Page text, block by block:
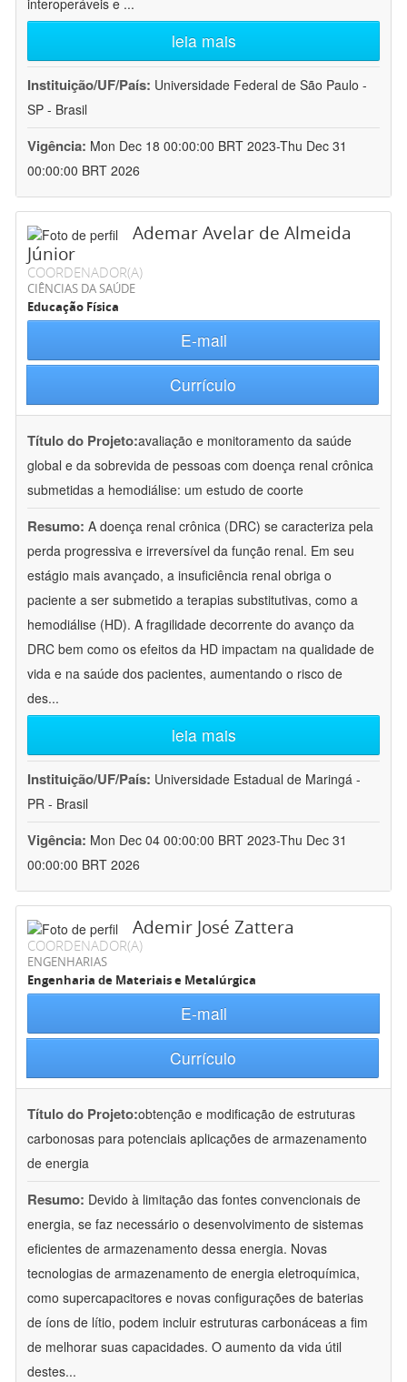
interoperáveis e ...
leia mais
Instituição/UF/País: Universidade Federal de São Paulo -
SP - Brasil
Vigência: Mon Dec 18 00:00:00 BRT 2023-Thu Dec 31
00:00:00 BRT 2026
Ademar Avelar de Almeida
Júnior
COORDENADOR(A)
CIÊNCIAS DA SAÚDE
Educação Física
E-mail
Currículo
Título do Projeto:avaliação e monitoramento da saúde
global e da sobrevida de pessoas com doença renal crônica
submetidas a hemodiálise: um estudo de coorte
Resumo: A doença renal crônica (DRC) se caracteriza pela
perda progressiva e irreversível da função renal. Em seu
estágio mais avançado, a insuficiência renal obriga o
paciente a ser submetido a terapias substitutivas, como a
hemodiálise (HD). A fragilidade decorrente do avanço da
DRC bem como os efeitos da HD impactam na qualidade de
vida e na saúde dos pacientes, aumentando o risco de
des...
leia mais
Instituição/UF/País: Universidade Estadual de Maringá -
PR - Brasil
Vigência: Mon Dec 04 00:00:00 BRT 2023-Thu Dec 31
00:00:00 BRT 2026
Ademir José Zattera
COORDENADOR(A)
ENGENHARIAS
Engenharia de Materiais e Metalúrgica
E-mail
Currículo
Título do Projeto:obtenção e modificação de estruturas
carbonosas para potenciais aplicações de armazenamento
de energia
Resumo: Devido à limitação das fontes convencionais de
energia, se faz necessário o desenvolvimento de sistemas
eficientes de armazenamento dessa energia. Novas
tecnologias de armazenamento de energia eletroquímica,
como supercapacitores e novas configurações de baterias
de íons de lítio, podem incluir estruturas carbonáceas a fim
de melhorar suas capacidades. O aumento da vida útil
destes...